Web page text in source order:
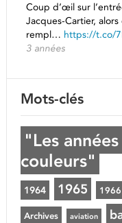
Coup d’œil sur
Jacques-Cartier,
rempl… https://t.co/
3 années
Mots-clés
"Les
couleurs"
1964 1965 1966
Archives aviation